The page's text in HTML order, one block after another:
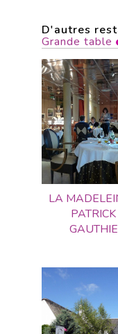
D'autres
Grande table
LA
PATRICK
GAUTHIE